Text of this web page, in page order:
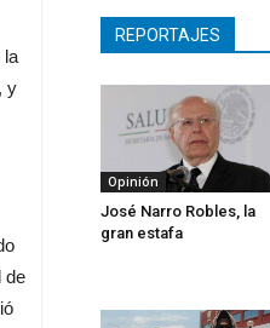
la
y
de
REPORTAJES
Opinión
José Narro Robles, la
gran estafa